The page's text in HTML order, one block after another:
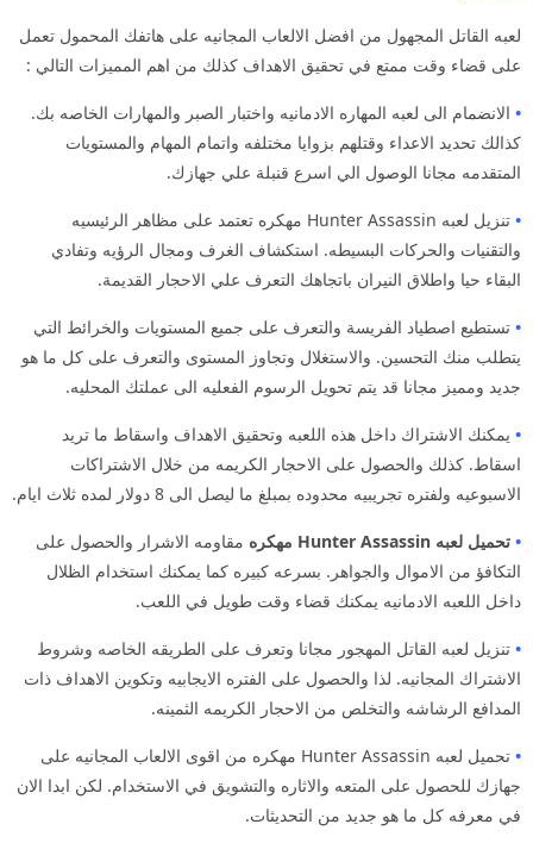
لعبه القاتل المجهول من افضل الالعاب المجانيه على هاتفك المحمول تعمل
على قضاء وقت ممتع في تحقيق الاهداف كذلك من اهم المميزات التالي :
• الانضمام الى لعبه المهاره الادمانيه واختبار الصبر والمهارات الخاصه بك.
كذالك تحديد الاعداء وقتلهم بزوايا مختلفه واتمام المهام والمستويات
المتقدمه مجانا الوصول الي اسرع قنبلة علي جهازك.
•
تنزيل لعبه Hunter Assassin مهكره تعتمد على مظاهر الرئيسيه
والتقنيات والحركات البسيطه. استكشاف الغرف ومجال الرؤيه وتفادي
البقاء حيا واطلاق النيران باتجاهك التعرف علي الاحجار القديمة.
• تستطيع اصطياد الفريسة والتعرف على جميع المستويات والخرائط التي
يتطلب منك التحسين. والاستغلال وتجاوز المستوى والتعرف على كل ما هو
جديد ومميز مجانا قد يتم تحويل الرسوم الفعليه الى عملتك المحليه.
• يمكنك الاشتراك داخل هذه اللعبه وتحقيق الاهداف واسقاط ما تريد
اسقاط. كذلك والحصول على الاحجار الكريمه من خلال الاشتراكات
الاسبوعيه ولفتره تجريبيه محدوده بمبلغ ما ليصل الى 8 دولار لمده ثلاث ايام.
• تحميل لعبه Hunter Assassin مهكره
مقاومه الاشرار والحصول على
التكافؤ من الاموال والجواهر. بسرعه كبيره كما يمكنك استخدام الظلال
داخل اللعبه الادمانيه يمكنك قضاء وقت طويل في اللعب.
• تنزيل لعبه القاتل المهجور مجانا وتعرف على الطريقه الخاصه وشروط
الاشتراك المجانيه. لذا والحصول على الفتره الايجابيه وتكوين الاهداف ذات
المدافع الرشاشه والتخلص من الاحجار الكريمه الثمينه.
•
تحميل لعبه Hunter Assassin مهكره من اقوى الالعاب المجانيه على
جهازك للحصول على المتعه والاثاره والتشويق في الاستخدام. لكن ابدا الان
في معرفه كل ما هو جديد من التحديثات.